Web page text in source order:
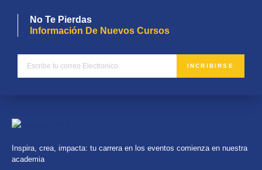
No Te Pierdas
Información De Nuevos Cursos
INCRIBIRSE
Inspira, crea, impacta: tu carrera en los eventos comienza en nuestra
academia